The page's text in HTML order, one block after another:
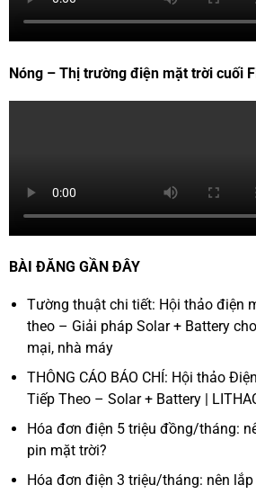
Nóng – Thị trường điện mặt trời cuối
BÀI ĐĂNG GẦN ĐÂY
Tường thuật chi tiết: Hội thảo điện
theo – Giải pháp Solar + Battery
mại, nhà máy
THÔNG CÁO BÁO CHÍ: Hội thảo
Tiếp Theo – Solar + Battery |
Hóa đơn điện 5 triệu đồng/tháng:
pin mặt trời?
Hóa đơn điện 3 triệu/tháng: nên